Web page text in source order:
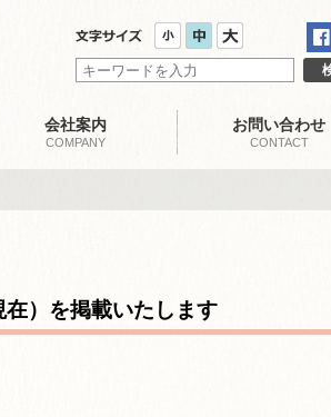
会社案内
COMPANY
お問い合わせ
CONTACT
）を掲載いたします